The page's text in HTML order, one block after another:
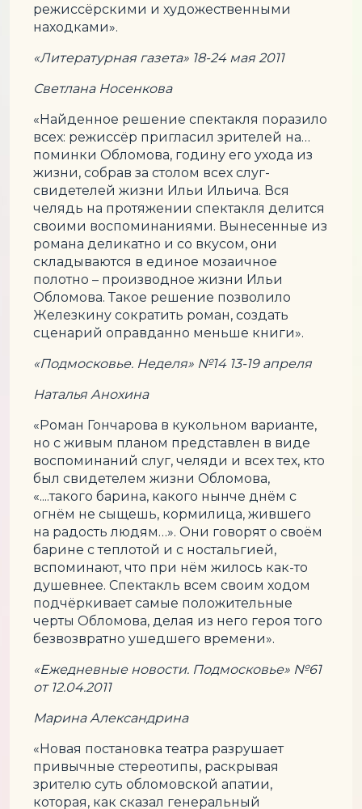
режиссёрскими и художественными
находками».
«Литературная газета» 18-24 мая 2011
Светлана Носенкова
«Найденное решение спектакля поразило
всех: режиссёр пригласил зрителей на…
поминки Обломова, годину его ухода из
жизни, собрав за столом всех слуг-
свидетелей жизни Ильи Ильича. Вся
челядь на протяжении спектакля делится
своими воспоминаниями. Вынесенные из
романа деликатно и со вкусом, они
складываются в единое мозаичное
полотно – производное жизни Ильи
Обломова. Такое решение позволило
Железкину сократить роман, создать
сценарий оправданно меньше книги».
«Подмосковье. Неделя» №14 13-19 апреля
Наталья Анохина
«Роман Гончарова в кукольном варианте,
но с живым планом представлен в виде
воспоминаний слуг, челяди и всех тех, кто
был свидетелем жизни Обломова,
«....такого барина, какого нынче днём с
огнём не сыщешь, кормилица, жившего
на радость людям…». Они говорят о своём
барине с теплотой и с ностальгией,
вспоминают, что при нём жилось как-то
душевнее. Спектакль всем своим ходом
подчёркивает самые положительные
черты Обломова, делая из него героя того
безвозвратно ушедшего времени».
«Ежедневные новости. Подмосковье» №61
от 12.04.2011
Марина Александрина
«Новая постановка театра разрушает
привычные стереотипы, раскрывая
зрителю суть обломовской апатии,
которая, как сказал генеральный